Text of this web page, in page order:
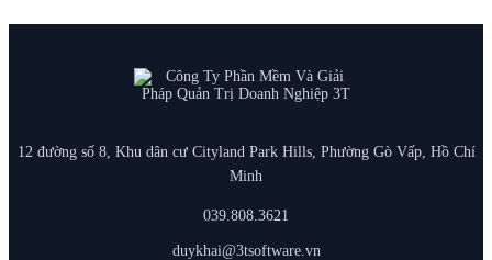
12 đường số 8, Khu dân cư Cityland Park Hills, Phường Gò Vấp, Hồ Chí
Minh
039.808.3621
duykhai@3tsoftware.vn